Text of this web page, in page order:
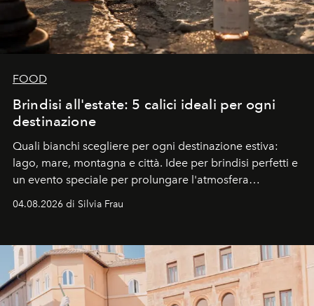
FOOD
Brindisi all'estate: 5 calici ideali per ogni
destinazione
Quali bianchi scegliere per ogni destinazione estiva:
lago, mare, montagna e città. Idee per brindisi perfetti e
un evento speciale per prolungare l'atmosfera
04.08.2026 di Silvia Frau